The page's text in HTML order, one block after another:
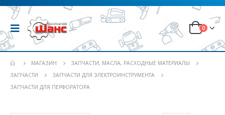
0
МАГАЗИН
ЗАПЧАСТИ, МАСЛА, РАСХОДНЫЕ МАТЕРИАЛЫ
ЗАПЧАСТИ
ЗАПЧАСТИ ДЛЯ ЭЛЕКТРОИНСТРУМЕНТА
ЗАПЧАСТИ ДЛЯ ПЕРФОРАТОРА